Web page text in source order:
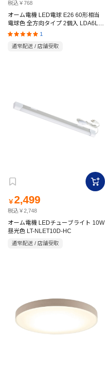
税込￥768
オーム電機 LED電球 E26 60形相当
電球色 全方向タイプ 2個入 LDA6L-G
AG59 2P
1
通常配送 / 店舗受取
￥2,499
税込￥2,748
オーム電機 LEDチューブライト 10W
昼光色 LT-NLET10D-HC
通常配送 / 店舗受取